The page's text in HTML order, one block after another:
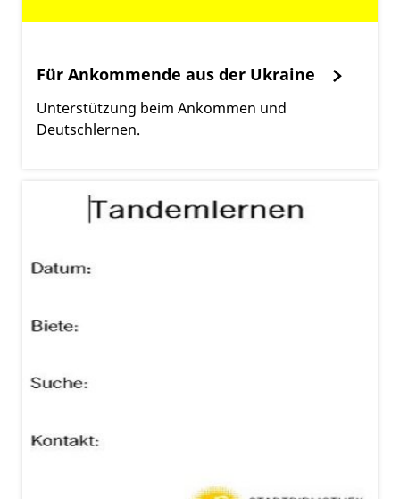
Für Ankommende aus der Ukraine
Unterstützung beim Ankommen und
Deutschlernen.